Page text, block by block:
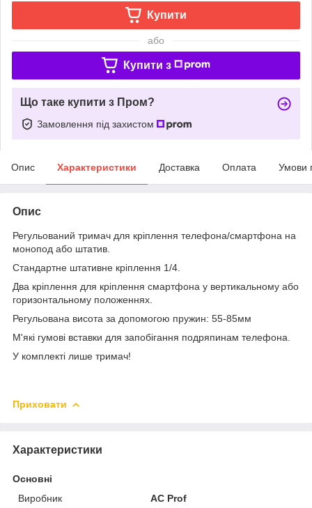
Купити
або
Купити з
Що таке купити з Пром?
Замовлення під захистом
Опис Характеристики Доставка Оплата Умови
Опис
Регульований тримач для кріплення телефона/смартфона на
монопод або штатив.
Стандартне штативне кріплення 1/4.
Два кріплення для кріплення смартфона у вертикальному або
горизонтальному положеннях.
Регульована висота за допомогою пружин: 55-85мм
М'які гумові вставки для запобігання подряпинам телефона.
У комплекті лише тримач!
Приховати
Характеристики
Основні
Виробник
AC Prof